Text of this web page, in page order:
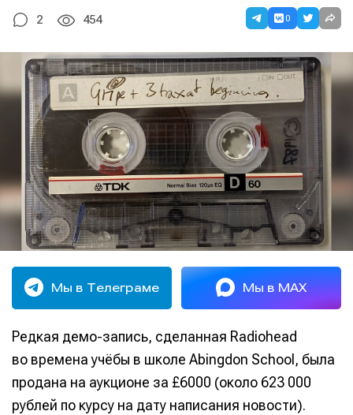
2 454 0
Мы в Телеграме Мы в MAX
Редкая демо-запись, сделанная Radiohead
во времена учёбы в школе Abingdon School, была
продана на аукционе за £6000 (около 623 000
рублей по курсу на дату написания новости).